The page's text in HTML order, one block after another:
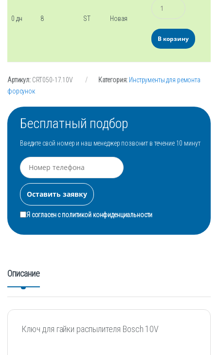
0 дн 8 ST Новая
В корзину
Артикул: CRT050-17.10V Категория: Инструменты для ремонта
форсунок
Бесплатный подбор
Введите свой номер и наш менеджер позвонит в течение 10 минут
Я согласен сполитикой конфиденциальности
Описание
Ключ для гайки распылителя Bosch 10V